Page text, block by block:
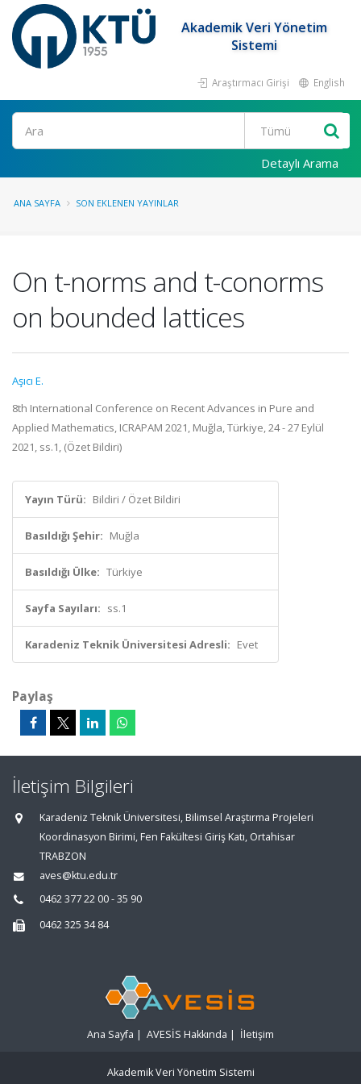
Akademik Veri Yönetim
Sistemi
Araştırmacı Girişi English
Ara
Detaylı Arama
ANA SAYFA SON EKLENEN YAYINLAR
On t-norms and t-conorms
on bounded lattices
Aşıcı E.
8th International Conference on Recent Advances in Pure and
Applied Mathematics, ICRAPAM 2021, Muğla, Türkiye, 24 - 27 Eylül
2021, ss.1, (Özet Bildiri)
Yayın Türü: Bildiri / Özet Bildiri
Basıldığı Şehir: Muğla
Basıldığı Ülke: Türkiye
Sayfa Sayıları: ss.1
Karadeniz Teknik Üniversitesi Adresli: Evet
Paylaş
İletişim Bilgileri
Karadeniz Teknik Üniversitesi, Bilimsel Araştırma Projeleri
Koordinasyon Birimi, Fen Fakültesi Giriş Katı, Ortahisar
TRABZON
aves@ktu.edu.tr
0462 377 22 00 - 35 90
0462 325 34 84
Ana Sayfa | AVESİS Hakkında | İletişim
Akademik Veri Yönetim Sistemi